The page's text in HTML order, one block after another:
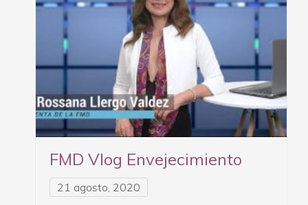
FMD Vlog Envejecimiento
21 agosto, 2020